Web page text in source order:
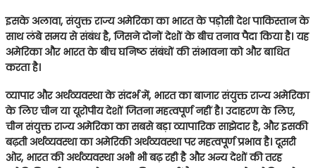
इसके अलावा, संयुक्त राज्य अमेरिका का भारत के पड़ोसी देश पाकिस्तान के
साथ लंबे समय से संबंध है, जिसने दोनों देशों के बीच तनाव पैदा किया है। यह
अमेरिका और भारत के बीच घनिष्ठ संबंधों की संभावना को और बाधित
करता है।
व्यापार और अर्थव्यवस्था के संदर्भ में, भारत का बाजार संयुक्त राज्य अमेरिका
के लिए चीन या यूरोपीय देशों जितना महत्वपूर्ण नहीं है। उदाहरण के लिए,
चीन संयुक्त राज्य अमेरिका का सबसे बड़ा व्यापारिक साझेदार है, और इसकी
बढ़ती अर्थव्यवस्था का अमेरिकी अर्थव्यवस्था पर महत्वपूर्ण प्रभाव है। दूसरी
ओर, भारत की अर्थव्यवस्था अभी भी बढ़ रही है और अन्य देशों की तरह